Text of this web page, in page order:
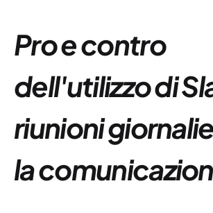
Pro e contro
dell'utilizzo di
riunioni
la